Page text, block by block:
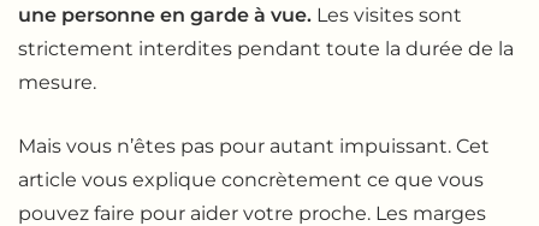
une personne en garde à vue. Les visites sont
strictement interdites pendant toute la durée de la
mesure.
Mais vous n’êtes pas pour autant impuissant. Cet
article vous explique concrètement ce que vous
pouvez faire pour aider votre proche. Les marges